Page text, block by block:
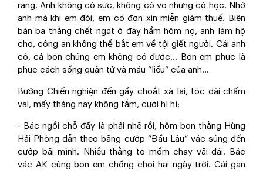
răng. Anh không có sức, không có võ nhưng có học. Nhờ
anh mà khi em đói, em có đơn xin miễn giảm thuế. Biên
bản ba thằng chết ngạt ở đáy hầm hôm nọ, anh làm hộ
cho, công an không thể bắt em về tội giết người. Cái anh
có, cả bọn chúng em không có được… Bọn em phục là
phục cách sống quân tử và máu “liều” của anh…
Bưởng Chiến nghiện đến gầy choắt xà lai, tóc dài chấm
vai, mấy tháng nay không tắm, cười hì hì:
- Bác ngồi chỗ đấy là phải nhẽ rồi, hôm bọn thằng Hùng
Hải Phòng dẫn theo băng cướp “Đầu Lâu” vác súng đến
cướp bãi mình. Nhiều thằng to mồm chạy vãi đái. Bác
vác AK cùng bọn em chống chọi hai ngày trời. Cái gan